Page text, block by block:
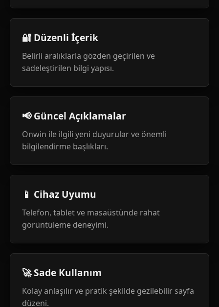
🔐 Düzenli İçerik
Belirli aralıklarla gözden geçirilen ve
sadeleştirilen bilgi yapısı.
📢 Güncel Açıklamalar
Onwin ile ilgili yeni duyurular ve önemli
bilgilendirme başlıkları.
📱 Cihaz Uyumu
Telefon, tablet ve masaüstünde rahat
görüntüleme deneyimi.
🚀 Sade Kullanım
Kolay anlaşılır ve pratik şekilde gezilebilir sayfa
düzeni.